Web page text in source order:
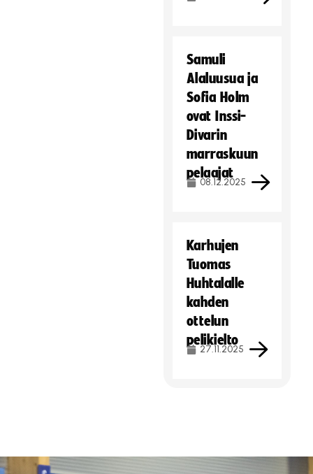
Samuli
Alaluusua ja
Sofia Holm
ovat Inssi-
Divarin
marraskuun
pelaajat
08.12.2025
Karhujen
Tuomas
Huhtalalle
kahden
ottelun
pelikielto
27.11.2025